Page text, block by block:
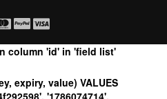
column 'id' in 'field list'
expiry, value) VALUES
'1786074714',